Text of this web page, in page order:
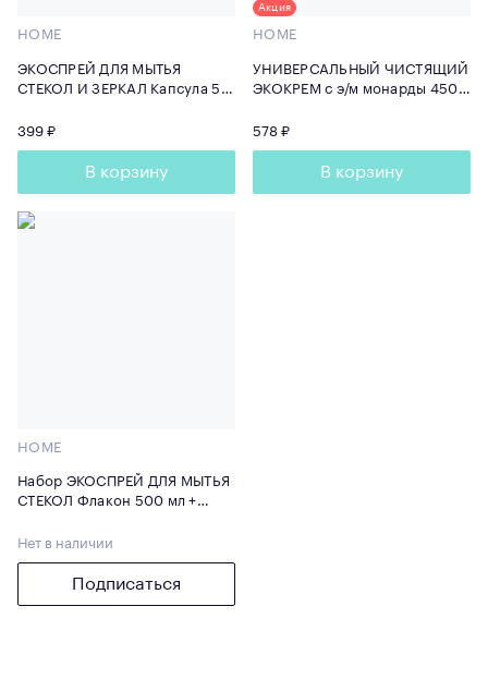
HOME
ЭКОСПРЕЙ ДЛЯ МЫТЬЯ
СТЕКОЛ И ЗЕРКАЛ Капсула 50
399 ₽
В корзину
Акция
HOME
УНИВЕРСАЛЬНЫЙ ЧИСТЯЩИЙ
ЭКОКРЕМ с э/м монарды 450
578 ₽
В корзину
HOME
Набор ЭКОСПРЕЙ ДЛЯ МЫТЬЯ
СТЕКОЛ Флакон 500 мл +
Нет в наличии
Подписаться